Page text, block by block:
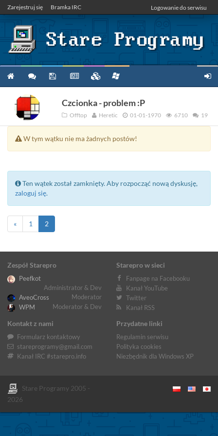
Zarejestruj się Bramka IRC Logowanie do serwisu
Czcionka - problem :P
Offtop Heretic 01-01-1970 6710 19
W tym wątku nie ma żadnych postów!
Ten wątek został zamknięty. Aby rozpocząć nową dyskusję,
zaloguj się.
« 1 2
Zespół Starepro
Peefkot
Administrator & Dev
AveoCross
Moderator
WPM
Moderator & Dev
Starepro w sieci
Fanpage na Facebooku
Kanał YouTube
Twitter
Kanał RSS
Kontakt z nami
Formularz kontaktowy
stareprogramy@gmail.com
Kanał IRC #starepro.info
Przydatne linki
Regulamin serwisu
Polityka cookies
Niezbędnik dla Windows XP
Stare Programy 2005 -
2026